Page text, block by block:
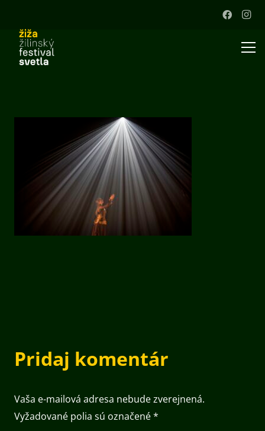
Pridaj komentár
Vaša e-mailová adresa nebude zverejnená.
Vyžadované polia sú označené*